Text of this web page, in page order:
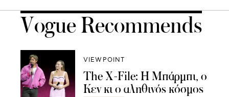
Vogue Recommends
VIEWPOINT
The X-File: Η Μπάρμπι, ο
Κεν κι ο αληθινός κόσμος